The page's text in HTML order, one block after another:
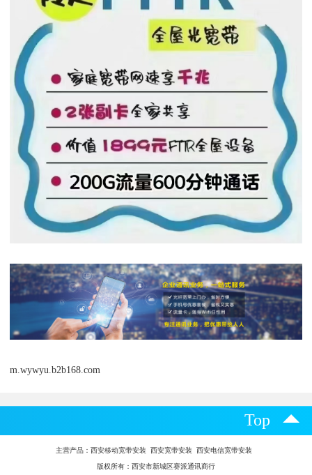
m.wywyu.b2b168.com
Top
主营产品： 西安移动宽带安装 西安宽带安装 西安电信宽带安装
版权所有：西安市新城区赛派通讯商行